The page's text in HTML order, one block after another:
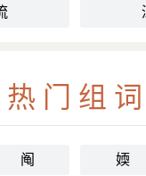
热门组词
阄 媆